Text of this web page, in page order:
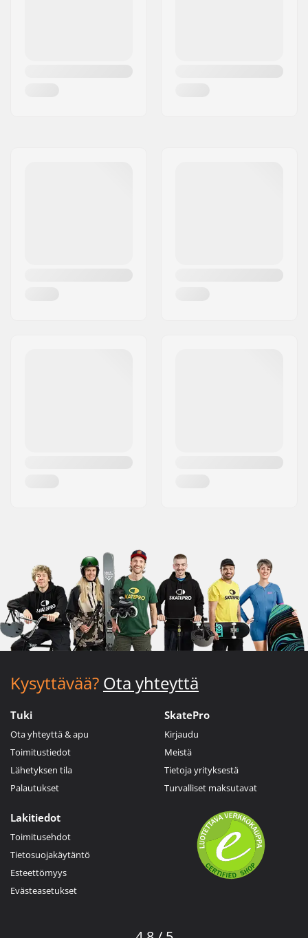
Kysyttävää? Ota yhteyttä
Tuki
Ota yhteyttä & apu
Toimitustiedot
Lähetyksen tila
Palautukset
SkatePro
Kirjaudu
Meistä
Tietoja yrityksestä
Turvalliset maksutavat
Lakitiedot
Toimitusehdot
Tietosuojakäytäntö
Esteettömyys
Evästeasetukset